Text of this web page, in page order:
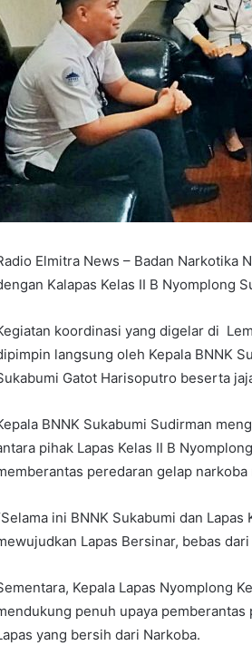
Elmitra News – Badan Narkotika
Kalapas Kelas II B Nyomplong
koordinasi yang digelar di
langsung oleh Kepala BNNK
Gatot Harisoputro beserta
BNNK Sukabumi Sudirman
pihak Lapas Kelas II B
peredaran gelap
ini BNNK Sukabumi dan
Lapas Bersinar, bebas
Kepala Lapas Nyomplong
penuh upaya
yang bersih dari Narkoba.